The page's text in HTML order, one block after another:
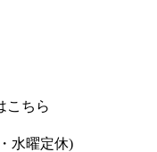
こちら
水曜定休)